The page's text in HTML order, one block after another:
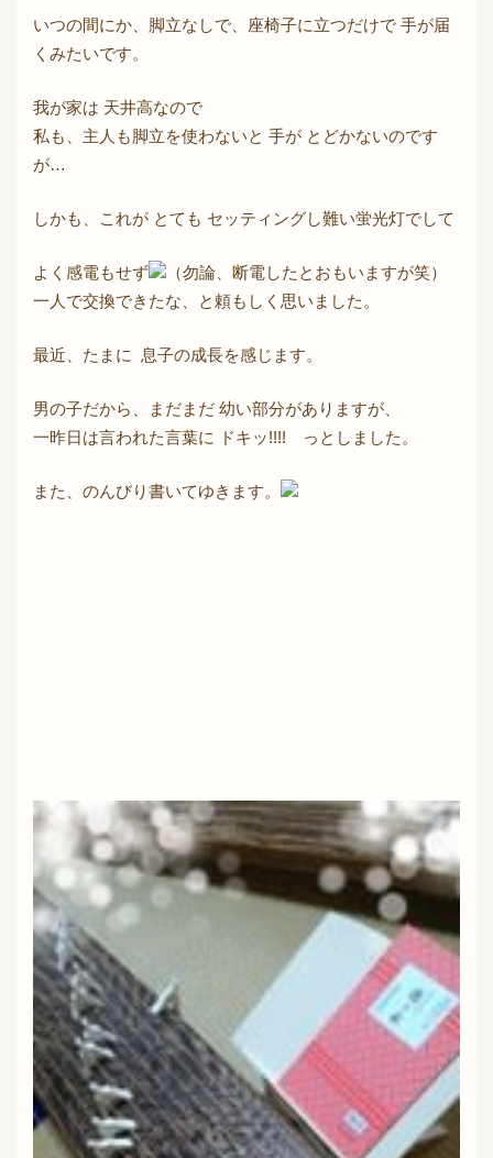
いつの間にか、脚立なしで、座椅子に立つだけで 手が届
くみたいです。
我が家は 天井高なので
私も、主人も脚立を使わないと 手が とどかないのです
が…
しかも、これが とても セッティングし難い蛍光灯でして
よく感電もせず
（勿論、断電したとおもいますが笑）
一人で交換できたな、と頼もしく思いました。
最近、たまに 息子の成長を感じます。
男の子だから、まだまだ 幼い部分がありますが、
一昨日は言われた言葉に ドキッ!!!! っとしました。
また、のんびり書いてゆきます。